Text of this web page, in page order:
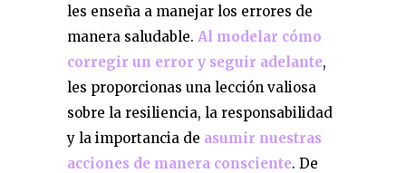
les enseña a manejar los errores de
manera saludable. Al modelar cómo
corregir un error y seguir adelante,
les proporcionas una lección valiosa
sobre la resiliencia, la responsabilidad
y la importancia de asumir nuestras
acciones de manera consciente. De